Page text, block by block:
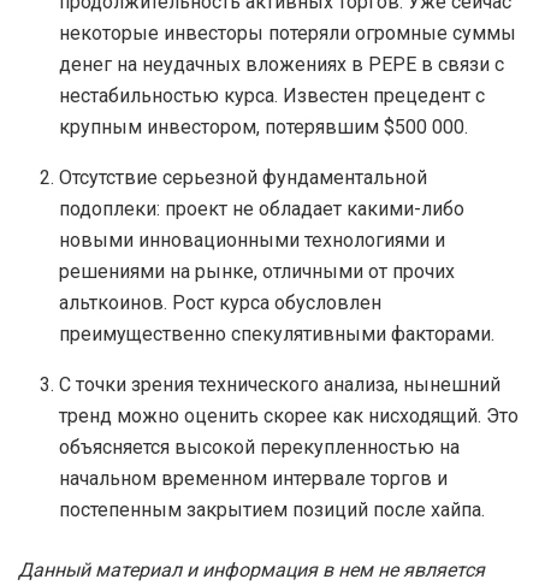
некоторые инвесторы потеряли огромные суммы
денег на неудачных вложениях в PEPE в связи с
нестабильностью курса. Известен прецедент с
крупным инвестором, потерявшим $500 000.
Отсутствие серьезной фундаментальной
подоплеки: проект не обладает какими-либо
новыми инновационными технологиями и
решениями на рынке, отличными от прочих
альткоинов. Рост курса обусловлен
преимущественно спекулятивными факторами.
С точки зрения технического анализа, нынешний
тренд можно оценить скорее как нисходящий. Это
объясняется высокой перекупленностью на
начальном временном интервале торгов и
постепенным закрытием позиций после хайпа.
Данный материал и информация в нем не является